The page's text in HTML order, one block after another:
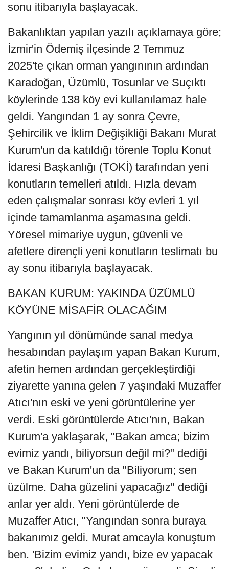
sonu itibarıyla başlayacak.
Bakanlıktan yapılan yazılı açıklamaya göre;
İzmir'in Ödemiş ilçesinde 2 Temmuz
2025'te çıkan orman yangınının ardından
Karadoğan, Üzümlü, Tosunlar ve Suçıktı
köylerinde 138 köy evi kullanılamaz hale
geldi. Yangından 1 ay sonra Çevre,
Şehircilik ve İklim Değişikliği Bakanı Murat
Kurum'un da katıldığı törenle Toplu Konut
İdaresi Başkanlığı (TOKİ) tarafından yeni
konutların temelleri atıldı. Hızla devam
eden çalışmalar sonrası köy evleri 1 yıl
içinde tamamlanma aşamasına geldi.
Yöresel mimariye uygun, güvenli ve
afetlere dirençli yeni konutların teslimatı bu
ay sonu itibarıyla başlayacak.
BAKAN KURUM: YAKINDA ÜZÜMLÜ
KÖYÜNE MİSAFİR OLACAĞIM
Yangının yıl dönümünde sanal medya
hesabından paylaşım yapan Bakan Kurum,
afetin hemen ardından gerçekleştirdiği
ziyarette yanına gelen 7 yaşındaki Muzaffer
Atıcı'nın eski ve yeni görüntülerine yer
verdi. Eski görüntülerde Atıcı'nın, Bakan
Kurum'a yaklaşarak, "Bakan amca; bizim
evimiz yandı, biliyorsun değil mi?" dediği
ve Bakan Kurum'un da "Biliyorum; sen
üzülme. Daha güzelini yapacağız" dediği
anlar yer aldı. Yeni görüntülerde de
Muzaffer Atıcı, "Yangından sonra buraya
bakanımız geldi. Murat amcayla konuştum
ben. 'Bizim evimiz yandı, bize ev yapacak